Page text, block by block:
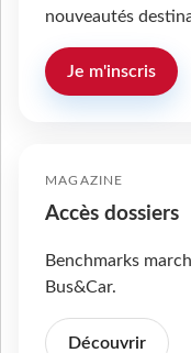
nouveautés
Je m'inscris
MAGAZINE
Accès dossiers
Benchmarks
Bus&Car.
Découvrir